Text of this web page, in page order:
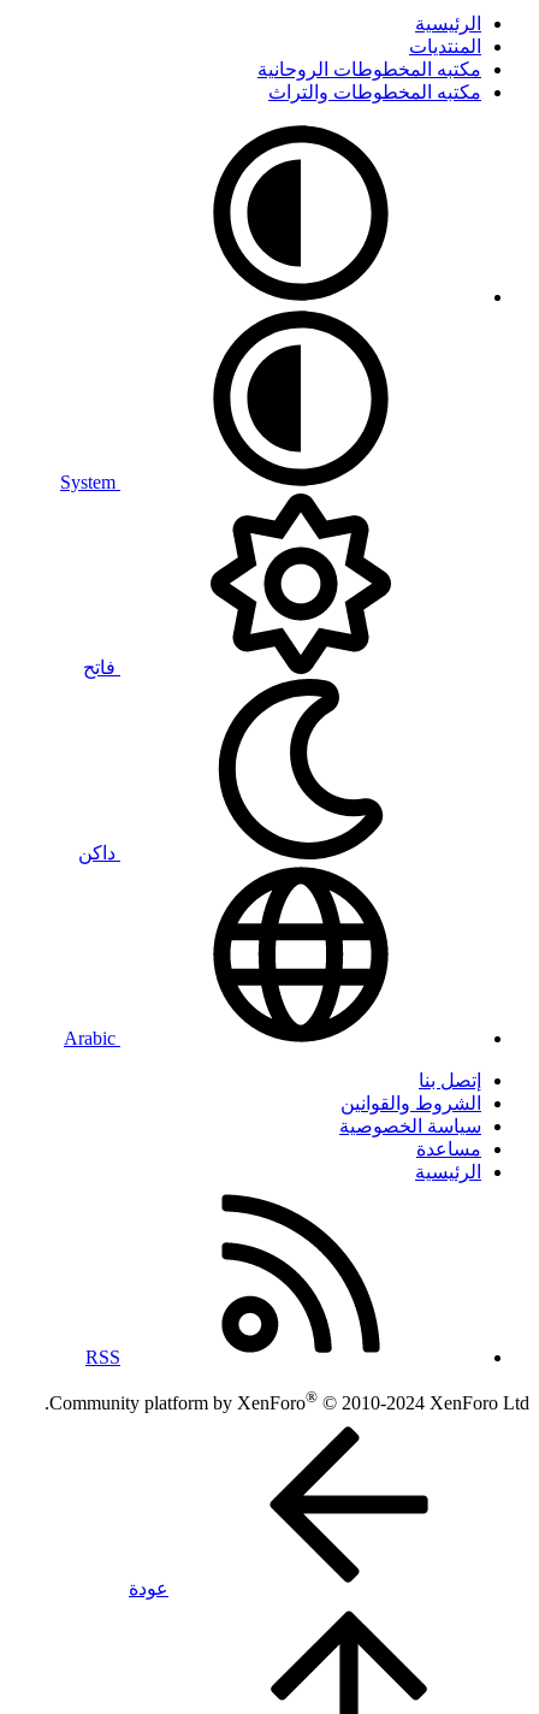
الرئيسية
المنتديات
مكتبه المخطوطات الروحانية
مكتبه المخطوطات والتراث
فاتح
داكن
إتصل بنا
الشروط والقوانين
سياسة الخصوصية
مساعدة
الرئيسية
RSS
Community platform by XenForo® © 2010-2024 XenForo Ltd.
عودة